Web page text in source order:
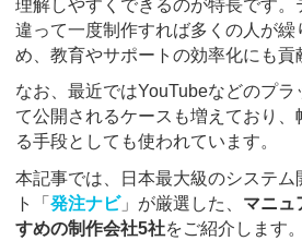
理解しやすくできるのが特長です。
違って一度制作すれば多くの人が繰
め、教育やサポートの効率化にも貢
なお、最近ではYouTubeなどのプラ
て公開されるケースも増えており
る手段としても使われています。
本記事では、日本最大級のシステム
ト「 発注ナビ」が厳選した、 マニュ
すめの制作会社5社をご紹介します。